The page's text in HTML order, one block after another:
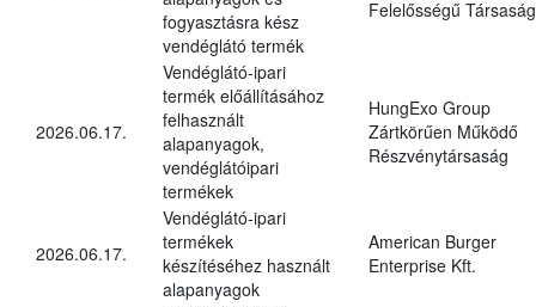
fogyasztásra kész
vendéglátó termék
Felelősségű Társaság
2026.06.17.
Vendéglátó-ipari
termék előállításához
felhasznált
alapanyagok,
vendéglátóipari
termékek
HungExo Group
Zártkörűen Működő
Részvénytársaság
2026.06.17.
Vendéglátó-ipari
termékek
készítéséhez használt
alapanyagok
American Burger
Enterprise Kft.